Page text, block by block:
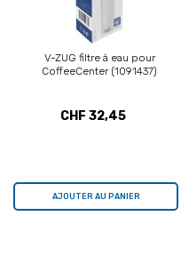
V-ZUG filtre à eau pour
CoffeeCenter (1091437)
CHF 32,45
AJOUTER AU PANIER